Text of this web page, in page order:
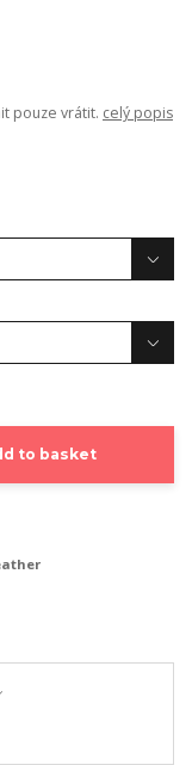
pouze vrátit. celý popis
to basket